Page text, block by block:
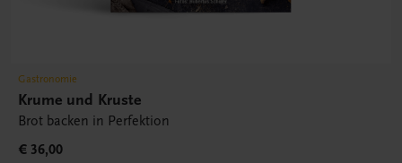
Gastronomie
Krume und Kruste
Brot backen in Perfektion
€ 36,00